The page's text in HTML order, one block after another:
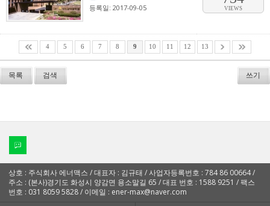
등록일: 2017-09-05 VIEWS
4 5 6 7 8 9 10 11 12 13
목록 검색 쓰기
상호 : 주식회사 에너맥스 / 대표자 : 김규태 / 사업자등록번호 : 784 86 00664 /
주소 : (본사)경기도 화성시 양감면 용소말길 65 / 대표 번호 : 1588 9251 / 팩스
번호 : 031 8059 5828 / 이메일 : ener-max@naver.com